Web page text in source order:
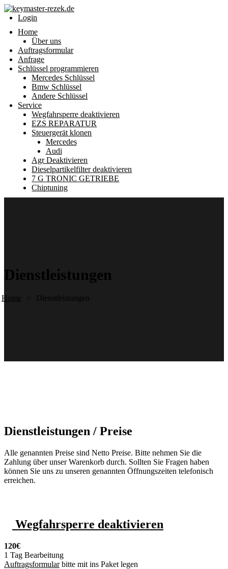
Login
Home
Über uns
Auftragsformular
Anfrage
Schlüssel programmieren
Mercedes Schlüssel
Bmw Schlüssel
Andere Schlüssel
Service
Wegfahrsperre deaktivieren
EZS REPARATUR
Steuergerät klonen
Mercedes
Audi
Agr Deaktivieren
Dieselpartikelfilter deaktivieren
7 G TRONIC GETRIEBE
Chiptuning
Dienstleistungen
Home > Dienstleistungen
Dienstleistungen / Preise
Alle genannten Preise sind Netto Preise. Bitte nehmen Sie die
Zahlung über unser Warenkorb durch. Sollten Sie Fragen haben
können Sie uns zu unseren genannten Öffnungszeiten telefonisch
erreichen.
Wegfahrsperre deaktivieren
120€
1 Tag Bearbeitung
Auftragsformularbitte mit ins Paket legen